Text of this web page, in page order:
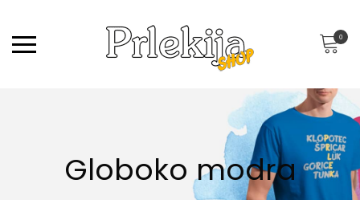
0
Globoko modra